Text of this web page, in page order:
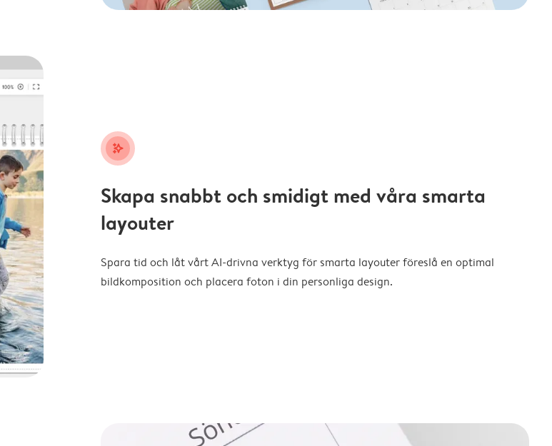
stars_plus
Skapa snabbt och smidigt med våra smarta
layouter
Spara tid och låt vårt AI-drivna verktyg för smarta layouter föreslå en optimal
bildkomposition och placera foton i din personliga design.